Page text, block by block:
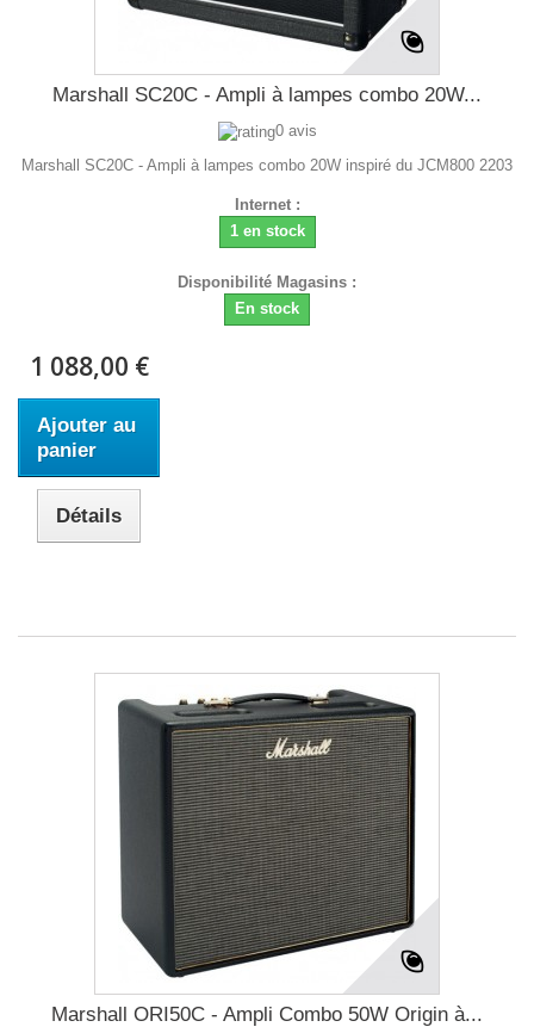
Marshall SC20C - Ampli à lampes combo 20W...
0 avis
Marshall SC20C - Ampli à lampes combo 20W inspiré du JCM800 2203
Internet :
1 en stock
Disponibilité Magasins :
En stock
1 088,00 €
Ajouter au
panier
Détails
Marshall ORI50C - Ampli Combo 50W Origin à...